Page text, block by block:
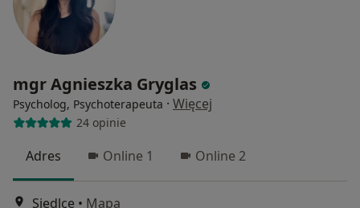
mgr Agnieszka Gryglas
Psycholog, Psychoterapeuta · Więcej
24 opinie
Adres Online 1 Online 2
Siedlce • Mapa